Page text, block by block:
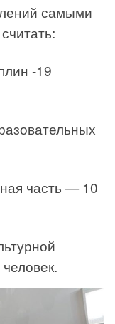
самыми
-19
часть — 10